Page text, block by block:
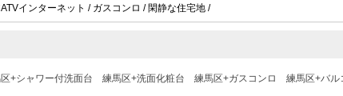
インターネット / ガスコンロ / 閑静な住宅地 /
+シャワー付洗面台 練馬区+洗面化粧台 練馬区+ガスコンロ 練馬区+バル